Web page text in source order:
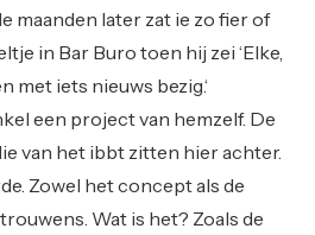
maanden later zat ie zo fier of
in Bar Buro toen hij zei ‘Elke,
met iets nieuws bezig.‘
een project van hemzelf. De
van het ibbt zitten hier achter.
Zowel het concept als de
Wat is het? Zoals de